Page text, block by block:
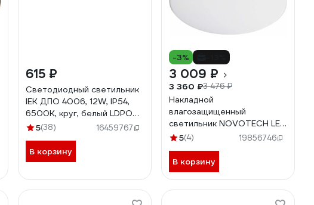
615 ₽
Светодиодный светильник
IEK ДПО 4006, 12W, IP54,
6500K, круг, белый LDPO0-
4006-12-6500-K01
5(38) 16459767
В корзину
-3%
3 009 ₽
3 360 ₽3 476 ₽
Накладной
влагозащищенный
светильник NOVOTECH LED
20W PANDORA 358685
5(4) 19856746
В корзину